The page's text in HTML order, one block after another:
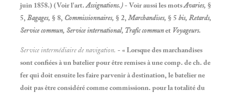
juin 1858.) (Voir l'art.Assignations.)- Voir aussi les motsAvaries, §
5, Bagages, § 8, Commissionnaires, § 2, Marchandises, § 5 bis, Retards,
Service commun, Service international, Trafic communet Voyageurs.
Service intermédiaire de navigation. - « Lorsque des marchandises
sont confiées à un batelier pour être remises à une comp. de ch. de
fer qui doit ensuite les faire parvenir à destination, le batelier ne
doit pas être considéré comme commissionn. pour la totalité du